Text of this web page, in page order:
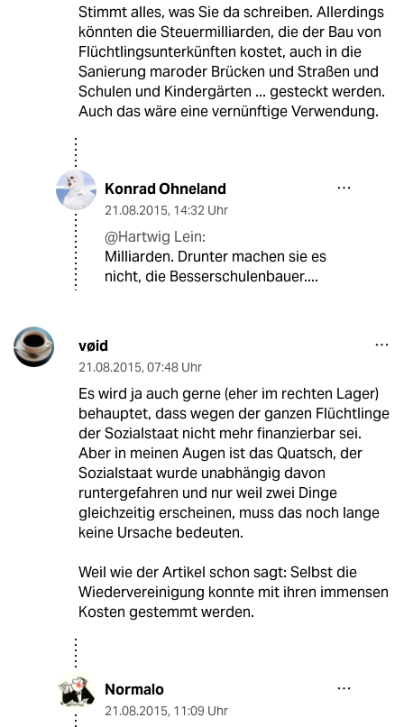
Stimmt alles, was Sie da schreiben. Allerdings
könnten die Steuermilliarden, die der Bau von
Flüchtlingsunterkünften kostet, auch in die
Sanierung maroder Brücken und Straßen und
Schulen und Kindergärten ... gesteckt werden.
Auch das wäre eine vernünftige Verwendung.
Konrad Ohneland
21.08.2015, 14:32 Uhr
@Hartwig Lein:
Milliarden. Drunter machen sie es
nicht, die Besserschulenbauer....
vøid
21.08.2015, 07:48 Uhr
Es wird ja auch gerne (eher im rechten Lager)
behauptet, dass wegen der ganzen Flüchtlinge
der Sozialstaat nicht mehr finanzierbar sei.
Aber in meinen Augen ist das Quatsch, der
Sozialstaat wurde unabhängig davon
runtergefahren und nur weil zwei Dinge
gleichzeitig erscheinen, muss das noch lange
keine Ursache bedeuten.
Weil wie der Artikel schon sagt: Selbst die
Wiedervereinigung konnte mit ihren immensen
Kosten gestemmt werden.
Normalo
21.08.2015, 11:09 Uhr